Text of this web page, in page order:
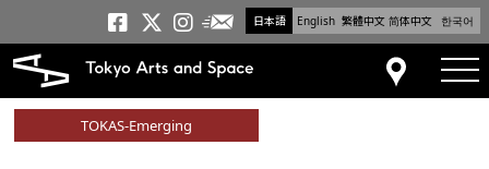
日本語 English 繁體中文 简体中文 한국어
トーキョーアーツアンド
トーキョーアーツアンド
トーキョーアーツア
メールニュース
アクセス
TOKAS-Emerging